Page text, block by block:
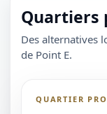
Quartiers
Des alternatives
de Point E.
QUARTIER